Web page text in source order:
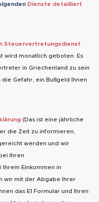
Dienste detailliert
Steuervertretungsdienst
wird monatlich geboten. Es
in Griechenland zu sein
Gefahr, ein Bußgeld Ihnen
(Das ist eine jährliche
die Zeit zu informieren,
werden und wir
Ihren
Einkommen in
wir mit der Abgabe Ihrer
das E1 Formular und Ihren